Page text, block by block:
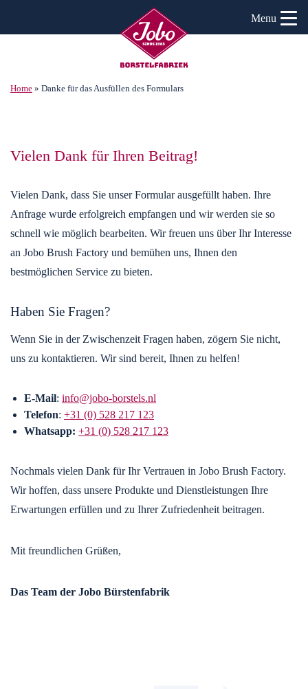
Menu
Home » Danke für das Ausfüllen des Formulars
Vielen Dank für Ihren Beitrag!
Vielen Dank, dass Sie unser Formular ausgefüllt haben. Ihre
Anfrage wurde erfolgreich empfangen und wir werden sie so
schnell wie möglich bearbeiten. Wir freuen uns über Ihr Interesse
an Jobo Brush Factory und bemühen uns, Ihnen den
bestmöglichen Service zu bieten.
Haben Sie Fragen?
Wenn Sie in der Zwischenzeit Fragen haben, zögern Sie nicht,
uns zu kontaktieren. Wir sind bereit, Ihnen zu helfen!
E-Mail: info@jobo-borstels.nl
Telefon: +31 (0) 528 217 123
Whatsapp: +31 (0) 528 217 123
Nochmals vielen Dank für Ihr Vertrauen in Jobo Brush Factory.
Wir hoffen, dass unsere Produkte und Dienstleistungen Ihre
Erwartungen erfüllen und zu Ihrer Zufriedenheit beitragen.
Mit freundlichen Grüßen,
Das Team der Jobo Bürstenfabrik